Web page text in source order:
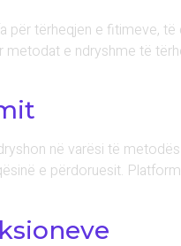
për tërheqjen e fitimeve,
e ndryshme të
në varësi të
e përdoruesit.